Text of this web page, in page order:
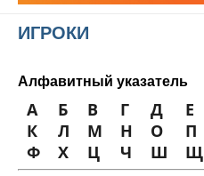
ИГРОКИ
Алфавитный указатель
А Б В Г Д Е
К
Л М Н О П
Ф
Х Ц Ч Ш Щ